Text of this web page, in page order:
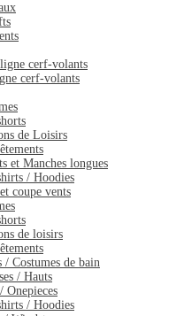
cerf-volants
cerf-volants
de Loisirs
et Manches longues
/ Hoodies
coupe vents
de loisirs
Costumes de bain
/ Hauts
Onepieces
/ Hoodies